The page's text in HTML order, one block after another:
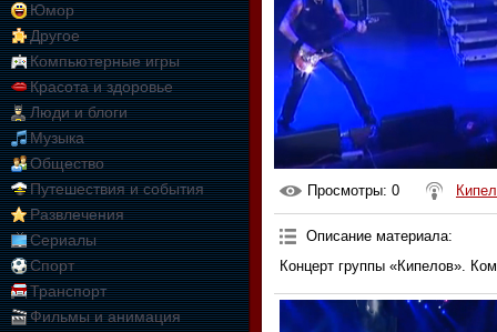
Юмор
Другое
Компьютерные игры
Красота и здоровье
Люди и блоги
Музыка
Общество
Путешествия и события
Развлечения
Сериалы
Спорт
Транспорт
Фильмы и анимация
Просмотры: 0
Описание материала:
Концерт группы «Кипелов».